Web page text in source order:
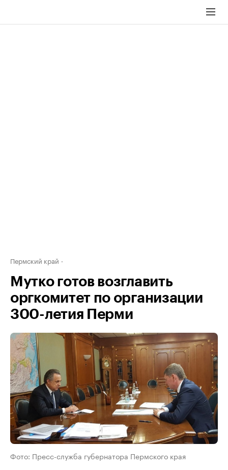
Пермский край
Мутко готов возглавить
оргкомитет по организации
300-летия Перми
Фото: Пресс-служба губернатора Пермского края